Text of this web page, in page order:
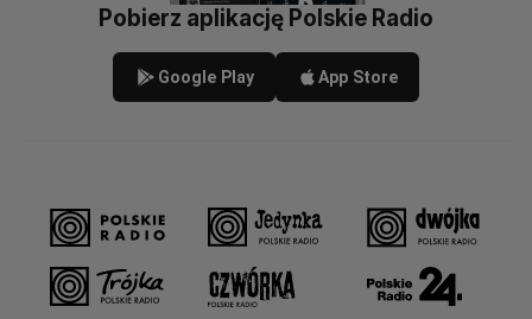
Pobierz aplikację Polskie Radio
Google Play App Store